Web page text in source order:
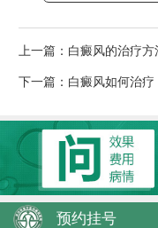
上一篇： 白癜风的治疗方
下一篇： 白癜风如何治疗
预约挂号